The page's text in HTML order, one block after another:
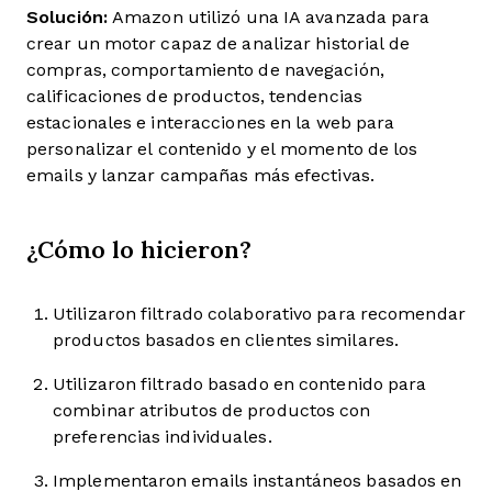
Solución:Amazon utilizó una IA avanzada para
crear un motor capaz de analizar historial de
compras, comportamiento de navegación,
calificaciones de productos, tendencias
estacionales e interacciones en la web para
personalizar el contenido y el momento de los
emails y lanzar campañas más efectivas.
¿Cómo lo hicieron?
Utilizaron filtrado colaborativo para recomendar
productos basados en clientes similares.
Utilizaron filtrado basado en contenido para
combinar atributos de productos con
preferencias individuales.
Implementaron emails instantáneos basados en